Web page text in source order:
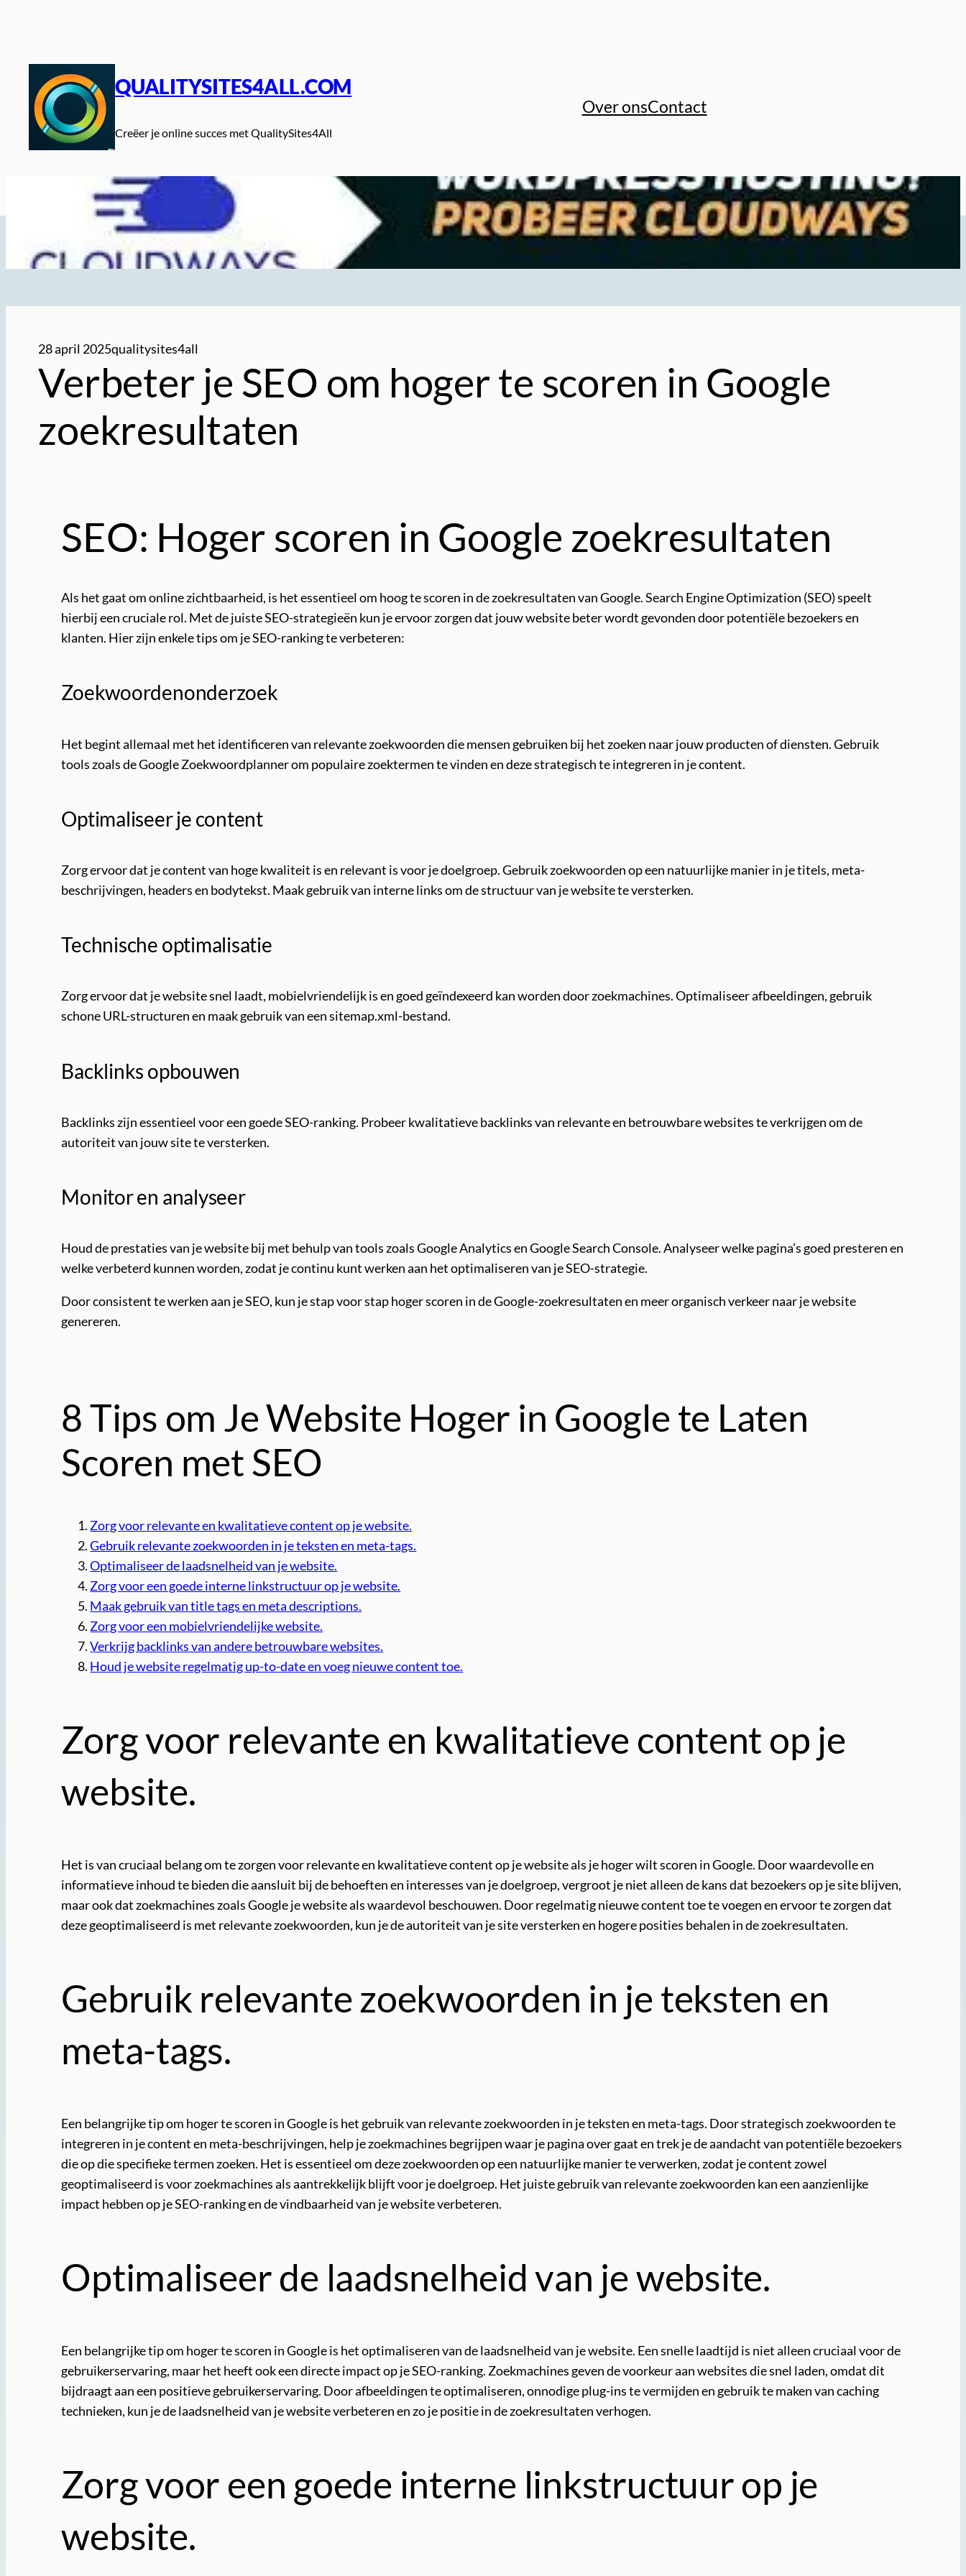
QUALITYSITES4ALL.COM
Creëer je online succes met QualitySites4All
Over onsContact
28 april 2025qualitysites4all
Verbeter je SEO om hoger te scoren in Google
zoekresultaten
SEO: Hoger scoren in Google zoekresultaten
Als het gaat om online zichtbaarheid, is het essentieel om hoog te scoren in de zoekresultaten van Google. Search Engine Optimization (SEO) speelt
hierbij een cruciale rol. Met de juiste SEO-strategieën kun je ervoor zorgen dat jouw website beter wordt gevonden door potentiële bezoekers en
klanten. Hier zijn enkele tips om je SEO-ranking te verbeteren:
Zoekwoordenonderzoek
Het begint allemaal met het identificeren van relevante zoekwoorden die mensen gebruiken bij het zoeken naar jouw producten of diensten. Gebruik
tools zoals de Google Zoekwoordplanner om populaire zoektermen te vinden en deze strategisch te integreren in je content.
Optimaliseer je content
Zorg ervoor dat je content van hoge kwaliteit is en relevant is voor je doelgroep. Gebruik zoekwoorden op een natuurlijke manier in je titels, meta-
beschrijvingen, headers en bodytekst. Maak gebruik van interne links om de structuur van je website te versterken.
Technische optimalisatie
Zorg ervoor dat je website snel laadt, mobielvriendelijk is en goed geïndexeerd kan worden door zoekmachines. Optimaliseer afbeeldingen, gebruik
schone URL-structuren en maak gebruik van een sitemap.xml-bestand.
Backlinks opbouwen
Backlinks zijn essentieel voor een goede SEO-ranking. Probeer kwalitatieve backlinks van relevante en betrouwbare websites te verkrijgen om de
autoriteit van jouw site te versterken.
Monitor en analyseer
Houd de prestaties van je website bij met behulp van tools zoals Google Analytics en Google Search Console. Analyseer welke pagina’s goed presteren en
welke verbeterd kunnen worden, zodat je continu kunt werken aan het optimaliseren van je SEO-strategie.
Door consistent te werken aan je SEO, kun je stap voor stap hoger scoren in de Google-zoekresultaten en meer organisch verkeer naar je website
genereren.
8 Tips om Je Website Hoger in Google te Laten
Scoren met SEO
Zorg voor relevante en kwalitatieve content op je website.
Gebruik relevante zoekwoorden in je teksten en meta-tags.
Optimaliseer de laadsnelheid van je website.
Zorg voor een goede interne linkstructuur op je website.
Maak gebruik van title tags en meta descriptions.
Zorg voor een mobielvriendelijke website.
Verkrijg backlinks van andere betrouwbare websites.
Houd je website regelmatig up-to-date en voeg nieuwe content toe.
Zorg voor relevante en kwalitatieve content op je
website.
Het is van cruciaal belang om te zorgen voor relevante en kwalitatieve content op je website als je hoger wilt scoren in Google. Door waardevolle en
informatieve inhoud te bieden die aansluit bij de behoeften en interesses van je doelgroep, vergroot je niet alleen de kans dat bezoekers op je site blijven,
maar ook dat zoekmachines zoals Google je website als waardevol beschouwen. Door regelmatig nieuwe content toe te voegen en ervoor te zorgen dat
deze geoptimaliseerd is met relevante zoekwoorden, kun je de autoriteit van je site versterken en hogere posities behalen in de zoekresultaten.
Gebruik relevante zoekwoorden in je teksten en
meta-tags.
Een belangrijke tip om hoger te scoren in Google is het gebruik van relevante zoekwoorden in je teksten en meta-tags. Door strategisch zoekwoorden te
integreren in je content en meta-beschrijvingen, help je zoekmachines begrijpen waar je pagina over gaat en trek je de aandacht van potentiële bezoekers
die op die specifieke termen zoeken. Het is essentieel om deze zoekwoorden op een natuurlijke manier te verwerken, zodat je content zowel
geoptimaliseerd is voor zoekmachines als aantrekkelijk blijft voor je doelgroep. Het juiste gebruik van relevante zoekwoorden kan een aanzienlijke
impact hebben op je SEO-ranking en de vindbaarheid van je website verbeteren.
Optimaliseer de laadsnelheid van je website.
Een belangrijke tip om hoger te scoren in Google is het optimaliseren van de laadsnelheid van je website. Een snelle laadtijd is niet alleen cruciaal voor de
gebruikerservaring, maar het heeft ook een directe impact op je SEO-ranking. Zoekmachines geven de voorkeur aan websites die snel laden, omdat dit
bijdraagt aan een positieve gebruikerservaring. Door afbeeldingen te optimaliseren, onnodige plug-ins te vermijden en gebruik te maken van caching
technieken, kun je de laadsnelheid van je website verbeteren en zo je positie in de zoekresultaten verhogen.
Zorg voor een goede interne linkstructuur op je
website.